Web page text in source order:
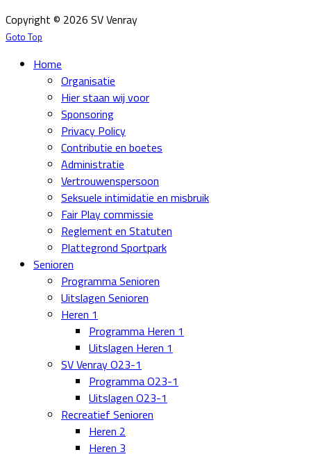
Copyright © 2026 SV Venray
Goto Top
Home
Organisatie
Hier staan wij voor
Sponsoring
Privacy Policy
Contributie en boetes
Administratie
Vertrouwenspersoon
Seksuele intimidatie en misbruik
Fair Play commissie
Reglement en Statuten
Plattegrond Sportpark
Senioren
Programma Senioren
Uitslagen Senioren
Heren 1
Programma Heren 1
Uitslagen Heren 1
SV Venray O23-1
Programma O23-1
Uitslagen O23-1
Recreatief Senioren
Heren 2
Heren 3